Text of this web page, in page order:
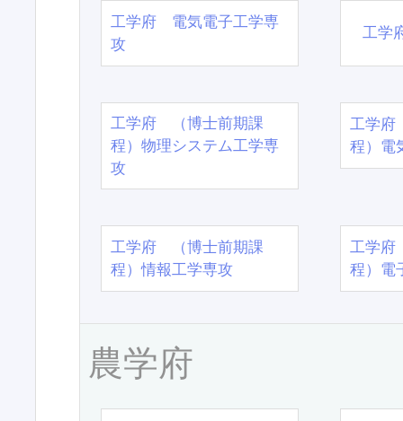
工学府 電気電子工学専
攻
工学
工学府 （博士前期課
程）物理システム工学専
攻
工学
程）電
工学府 （博士前期課
程）情報工学専攻
工学
程）電
農学府